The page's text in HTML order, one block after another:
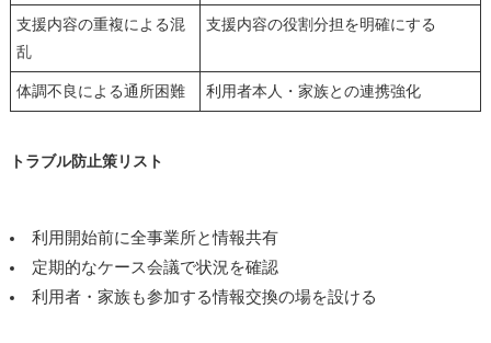
支援内容の重複による混
乱
支援内容の役割分担を明確にする
体調不良による通所困難 利用者本人・家族との連携強化
トラブル防止策リスト
利用開始前に全事業所と情報共有
定期的なケース会議で状況を確認
利用者・家族も参加する情報交換の場を設ける